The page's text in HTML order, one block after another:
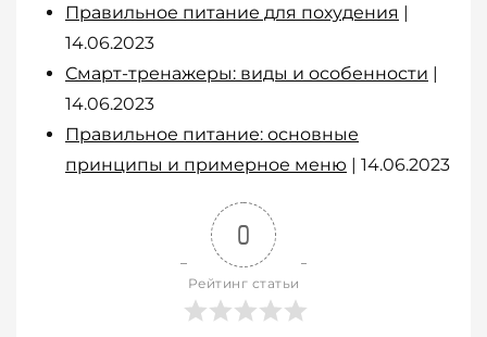
Правильное питание для похудения |
14.06.2023
Смарт-тренажеры: виды и особенности |
14.06.2023
Правильное питание: основные
принципы и примерное меню | 14.06.2023
0
Рейтинг статьи